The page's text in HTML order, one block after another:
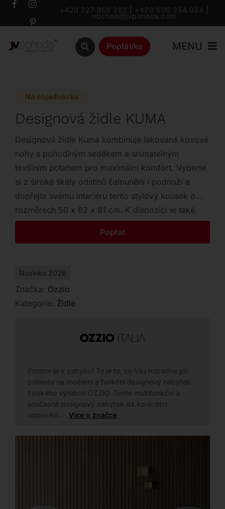
Přeskočit
+420 727 859 382 +420 606 354 934
obchod@jvpohoda.com
Poptávka MENU
Katalog
Značky
Outlet
Kontakt
Na objednávku
Designová židle KUMA
Designová židle Kuma kombinuje lakované kovové
nohy s pohodlným sedákem a snímatelným
textilním potahem pro maximální komfort. Vyberte
si z široké škály odstínů čalounění i podnoží a
dopřejte svému interiéru tento stylový kousek o
rozměrech 50 x 62 x 81 cm. K dispozici je také
praktická varianta s otočnou podnoží.
Poptat
Novinka 2026
Značka: Ozzio
Kategorie: Židle
Prostor je v pohybu! To je to, co Vás napadne při
pohledu na moderní a funkční designový nábytek
italského výrobce OZZIO. Tento multifunkční a
současně designový nábytek dá konkrétní
odpovědi… Více o značce